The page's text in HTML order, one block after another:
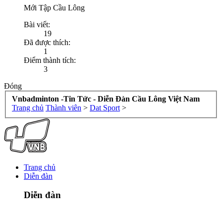
Mới Tập Cầu Lông
Bài viết:
19
Đã được thích:
1
Điểm thành tích:
3
Đóng
Vnbadminton -Tin Tức - Diễn Đàn Cầu Lông Việt Nam
Trang chủ Thành viên > Dat Sport >
Trang chủ
Diễn đàn
Diễn đàn